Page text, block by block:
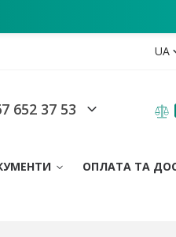
UA
652 37 53
ОПЛАТА ТА